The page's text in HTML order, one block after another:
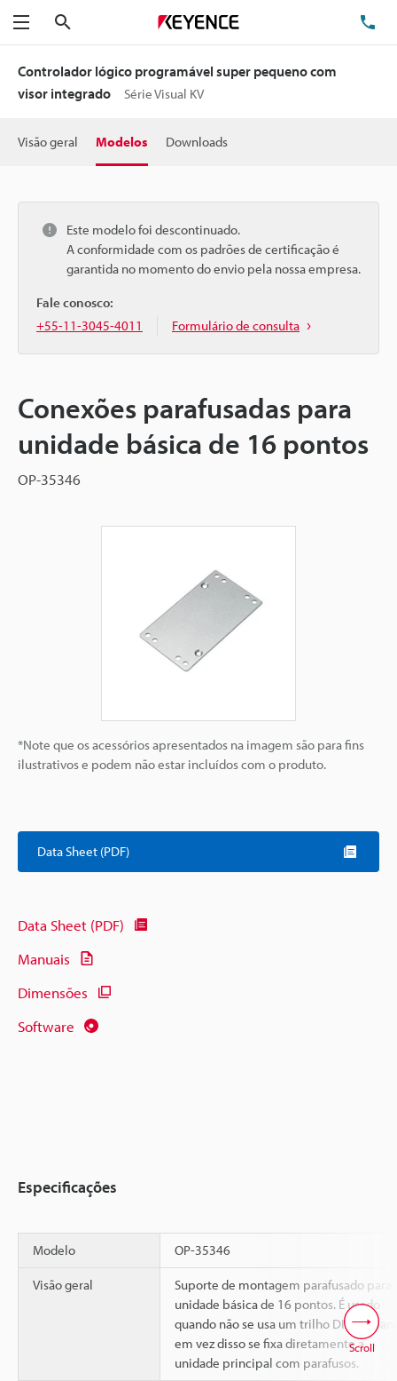
Menu
Controlador lógico programável super pequeno com
visor integrado
Série Visual KV
Visão geral Modelos Downloads
Este modelo foi descontinuado.
A conformidade com os padrões de certificação é
garantida no momento do envio pela nossa empresa.
Fale conosco:
+55-11-3045-4011
Formulário de consulta
Conexões parafusadas para
unidade básica de 16 pontos
OP-35346
*Note que os acessórios apresentados na imagem são para fins
ilustrativos e podem não estar incluídos com o produto.
Data Sheet (PDF)
Data Sheet (PDF)
Manuais
Dimensões
Software
Especificações
Modelo OP-35346
Visão geral
Suporte de montagem parafusado para
unidade básica de 16 pontos. É usado
quando não se usa um trilho DIN e
em vez disso se fixa diretamente a
unidade principal com parafusos.
Scroll